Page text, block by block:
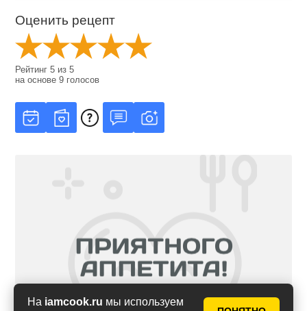
На iamcook.ru мы используем
Оценить рецепт
Рейтинг5 из5
на основе9 голосов